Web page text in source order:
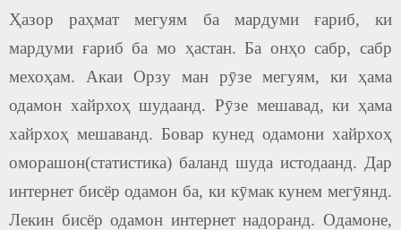
Ҳазор раҳмат мегуям ба мардуми ғариб, ки
мардуми ғариб ба мо ҳастан. Ба онҳо сабр, сабр
мехоҳам. Акаи Орзу ман рӯзе мегуям, ки ҳама
одамон хайрхоҳ шудаанд. Рӯзе мешавад, ки ҳама
хайрхоҳ мешаванд. Бовар кунед одамони хайрхоҳ
оморашон(статистика) баланд шуда истодаанд. Дар
интернет бисёр одамон ба, ки кӯмак кунем мегӯянд.
Лекин бисёр одамон интернет надоранд. Одамоне,